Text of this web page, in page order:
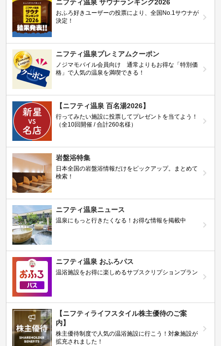
ニフティ温泉 サウナランキング2026
おふろ好きユーザーの投票により、全国No.1サウナが
決定！
ニフティ温泉プレミアムクーポン
ノジマモバイル会員向け 通常よりもお得な「特別価
格」で人気の温泉を満喫できる！
【ニフティ温泉 百名湯2026】
行ってみたい施設に投票してプレゼントを当てよう！
（全10回開催 / 合計260名様）
岩盤浴特集
日本全国の岩盤浴情報だけをピックアップ。まとめて
検索！
ニフティ温泉ニュース
温泉にもっと行きたくなる！お得な情報を掲載中
ニフティ温泉 おふろパス
温浴施設をお得に楽しめるサブスクリプションプラン
【ニフティライフスタイル株主優待のご案
内】
株主優待制度で人気の温浴施設に行こう！対象施設が
拡充されました！